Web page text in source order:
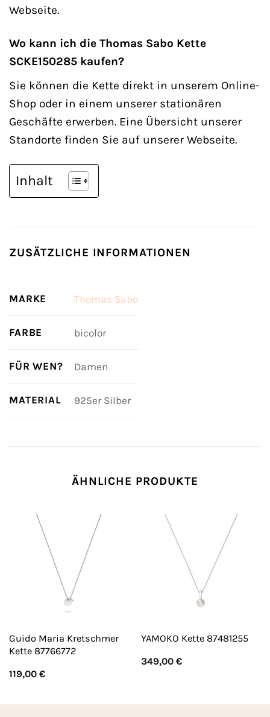
Webseite.
Wo kann ich die Thomas Sabo Kette
SCKE150285 kaufen?
Sie können die Kette direkt in unserem Online-
Shop oder in einem unserer stationären
Geschäfte erwerben. Eine Übersicht unserer
Standorte finden Sie auf unserer Webseite.
Inhalt
ZUSÄTZLICHE INFORMATIONEN
MARKE Thomas Sabo
FARBE bicolor
FÜR WEN? Damen
MATERIAL 925er Silber
ÄHNLICHE PRODUKTE
Guido Maria Kretschmer
Kette 87766772
119,00 €
YAMOKO Kette 87481255
349,00 €